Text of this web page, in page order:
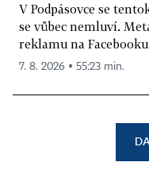
V Podpásovce se
se vůbec nemluví.
reklamu na
7. 8. 2026 ▪ 55:23 min.